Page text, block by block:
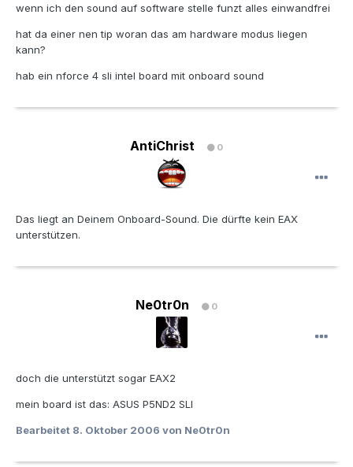
wenn ich den sound auf software stelle funzt alles einwandfrei
hat da einer nen tip woran das am hardware modus liegen
kann?
hab ein nforce 4 sli intel board mit onboard sound
AntiChrist 0
Das liegt an Deinem Onboard-Sound. Die dürfte kein EAX
unterstützen.
Ne0tr0n 0
doch die unterstützt sogar EAX2
mein board ist das: ASUS P5ND2 SLI
Bearbeitet 8. Oktober 2006 von Ne0tr0n